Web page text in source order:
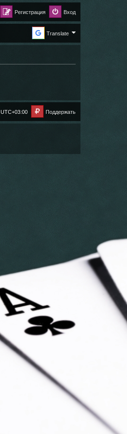
Вход
Регистрация
Translate
Поддержать
UTC+03:00